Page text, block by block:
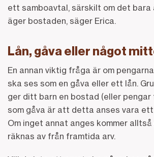
ett samboavtal, särskilt om det bara
äger bostaden, säger Erica.
Lån, gåva eller något
En annan viktig fråga är om
ska ses som en gåva eller ett lån.
ger ditt barn en bostad (eller
som gåva är att detta anses vara
Om inget annat anges kommer
räknas av från framtida arv.